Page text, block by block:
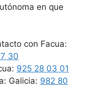
en que
con Facua:
30
925 28 03 01
Galicia: 982 80